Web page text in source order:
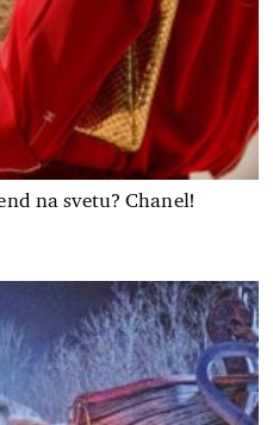
na svetu? Chanel!